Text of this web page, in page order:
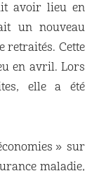
avoir lieu en
un nouveau
retraités. Cette
en avril. Lors
elle a été
» sur
maladie,